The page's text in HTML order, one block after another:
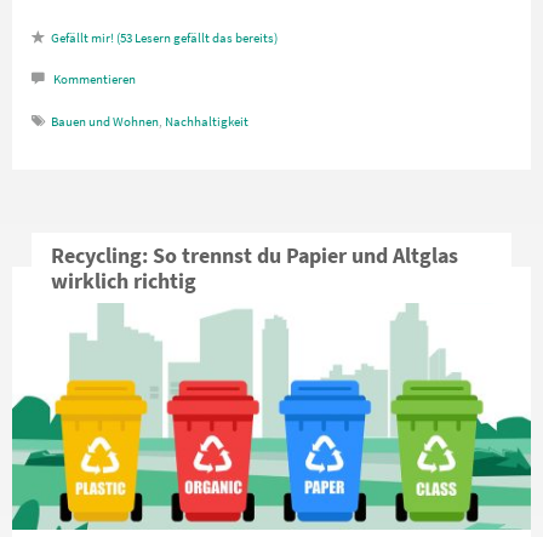
53 Lesern gefällt das
Kommentieren
Bauen und Wohnen, Nachhaltigkeit
Recycling: So trennst du Papier und Altglas
wirklich richtig